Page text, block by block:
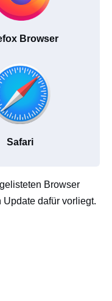
Browser
Safari
Browser
dafür vorliegt.